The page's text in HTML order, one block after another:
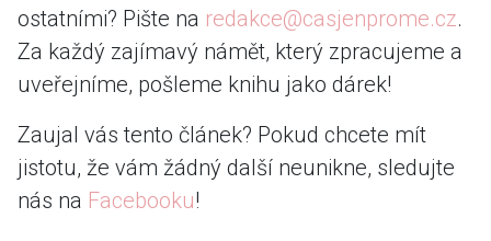
ostatními? Pište na redakce@casjenprome.cz.
Za každý zajímavý námět, který zpracujeme a
uveřejníme, pošleme knihu jako dárek!
Zaujal vás tento článek? Pokud chcete mít
jistotu, že vám žádný další neunikne, sledujte
nás na Facebooku!